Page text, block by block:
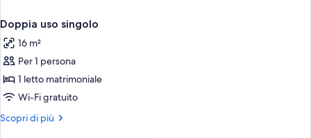
Doppia uso singolo
16 m²
Per 1 persona
1 letto matrimoniale
Wi-Fi gratuito
Scopri di più
Altri